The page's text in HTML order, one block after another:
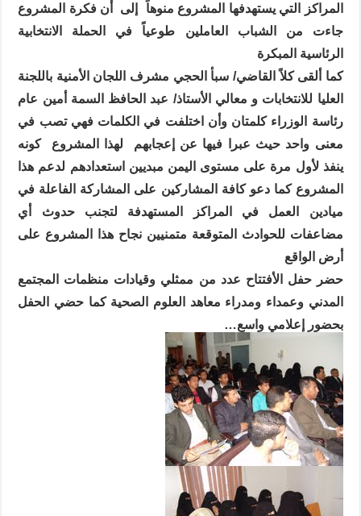
المراكز التي يستهدفها المشروع منوهاً
إلى
أن فكرة المشروع
جاءت من الشباب العاملين طوعياً في الحملة الانتخابية
الرئاسية المبكرة
كما ألقى كلاً القاضي/ سبأ الحجي مشرف اللجان الأمنية باللجنة
العليا للانتخابات و معالي الأستاذ/ عبد الحافظ السمة أمين عام
رئاسة الوزراء كلمتان وأن اختلفت في الكلمات فهي تصب في
معنى واحد حيث عبرا فيها عن إعجابهم
لهذا المشروع
كونه
ينفذ لأول مرة على مستوى اليمن مبديين استعدادهم لدعم هذا
المشروع كما دعو كافة المشاركين على المشاركة الفاعلة في
ميادين العمل في المراكز المستهدفة لتجنب حدوث أي
مضاعفات للحوادث المتوقعة متمنيين نجاح هذا المشروع على
أرض الواقع
حضر حفل الأفتتاح عدد من ممثلي وقيادات منظمات المجتمع
المدني وعمداء ومدراء معاهد العلوم الصحية كما حضي الحفل
بحضور إعلامي واسع…